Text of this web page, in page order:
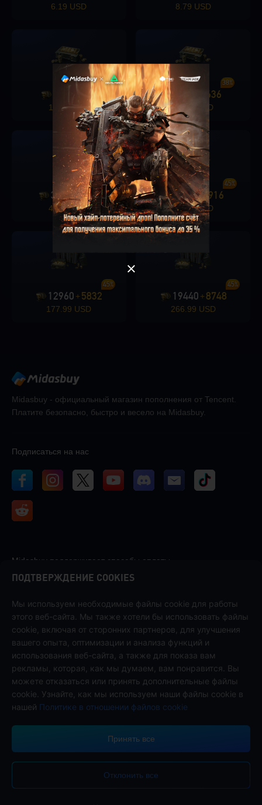
Singapore
ХОРОШО
6.19 USD 8.79 USD
456
36%
17.49 USD
636
38%
21.99 USD
3280+1326
40%
44.49 USD
6480+2916
45%
88.99 USD
12960 + 5832
45%
177.99 USD
19440 +8748
45%
266.99 USD
OK
Midasbuy - официальный магазин пополнения от Tencent.
Платите безопасно, быстро и весело на Midasbuy.
Подписаться на нас
Midasbuy поддерживает способы оплаты.
Связаться с нами
Если вам нужна помощь, пожалуйста, свяжитесь с нами, щелкнув
"Служба поддержки клиентов", чтобы связаться с нами.
Обслуживание
клиентов
Условия обслуживания
Политика конфиденциальности
Политика Cookie
Предпочтение Cookies
Авторское прово © High Morale Developments Limited. Все права
ПОДТВЕРЖДЕНИЕ COOKIES
Мы используем необходимые файлы cookie для работы
этого веб-сайта. Мы также хотели бы использовать файлы
cookie, включая от сторонних партнеров, для улучшения
вашего опыта, оптимизации и анализа функций и
использования веб-сайта, а также для показа вам
рекламы, которая, как мы думаем, вам понравится. Вы
можете отказаться или принять дополнительные файлы
cookie. Узнайте, как мы используем наши файлы cookie в
нашей Политике в отношении файлов cookie
Принять все
Отклонить все